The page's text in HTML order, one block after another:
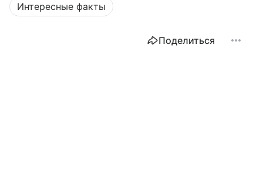
Интересные факты
Поделиться